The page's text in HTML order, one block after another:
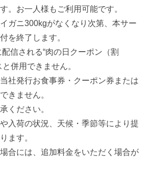
。お一人様もご利用可能です。
ガニ300kgがなくなり次第、本サー
を終了します。
配信される“肉の日クーポン（割
併用できません。
社発行お食事券・クーポン券または
きません。
ください。
入荷の状況、天候・季節等により提
ます。
合には、追加料金をいただく場合が